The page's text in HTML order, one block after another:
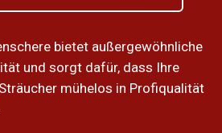
bietet außergewöhnliche
und sorgt dafür, dass Ihre
mühelos in Profiqualität